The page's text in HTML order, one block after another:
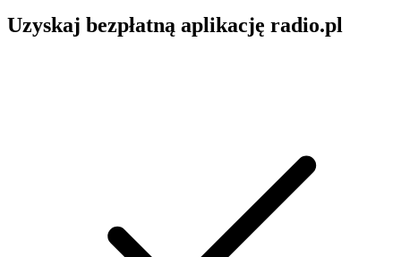
Uzyskaj bezpłatną aplikację radio.pl